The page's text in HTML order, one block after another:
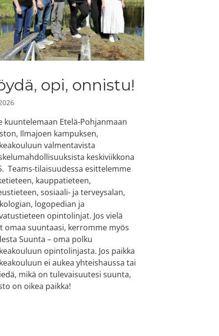
opi, onnistu!
kuuntelemaan Etelä-Pohjanmaan
Ilmajoen kampuksen,
valmentavista
keskiviikkona
Teams-tilaisuudessa esittelemme
kauppatieteen,
sosiaali- ja terveysalan,
logopedian ja
opintolinjat. Jos vielä
omaa suuntaasi, kerromme myös
Suunta – oma polku
opintolinjasta. Jos paikka
ei aukea yhteishaussa tai
mikä on tulevaisuutesi suunta,
on oikea paikka!